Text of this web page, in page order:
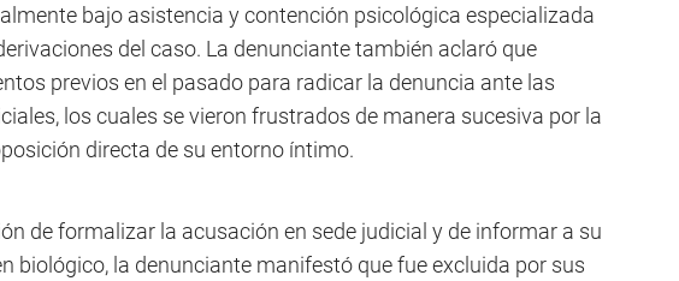
bajo asistencia y contención psicológica especializada
del caso. La denunciante también aclaró que
previos en el pasado para radicar la denuncia ante las
los cuales se vieron frustrados de manera sucesiva por la
directa de su entorno íntimo.
de formalizar la acusación en sede judicial y de informar a su
biológico, la denunciante manifestó que fue excluida por sus